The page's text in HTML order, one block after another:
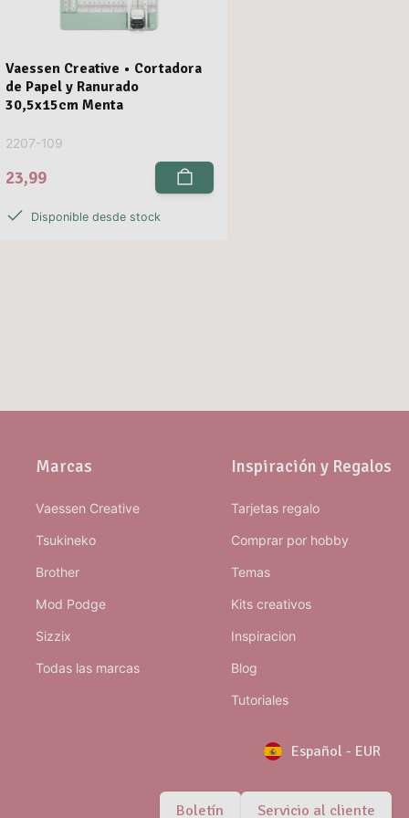
Vaessen Creative • Cortadora
de Papel y Ranurado
30,5x15cm Menta
2207-109
23,99
Disponible desde stock
Marcas
Vaessen Creative
Tsukineko
Brother
Mod Podge
Sizzix
Todas las marcas
Inspiración y Regalos
Tarjetas regalo
Comprar por hobby
Temas
Kits creativos
Inspiracion
Blog
Tutoriales
Español - EUR
Boletín Servicio al cliente